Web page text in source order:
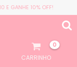
E GANHE 10% OFF!
CARRINHO
0